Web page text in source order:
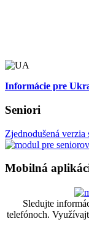
Informácie pre
Seniori
Zjednodušená
Mobilná
Sledujte
telefónoch.